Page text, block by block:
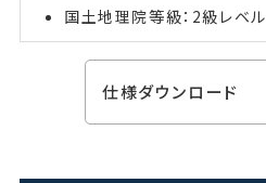
国土地理院等級：2級レベル
仕様ダウンロード